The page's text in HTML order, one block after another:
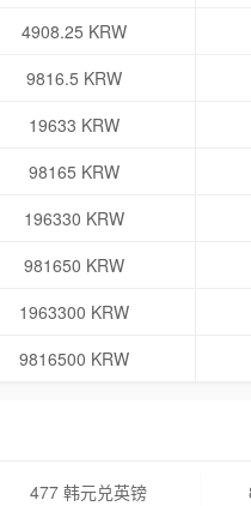
4908.25 KRW
9816.5 KRW
19633 KRW
98165 KRW
196330 KRW
981650 KRW
1963300 KRW
9816500 KRW
477 韩元兑英镑